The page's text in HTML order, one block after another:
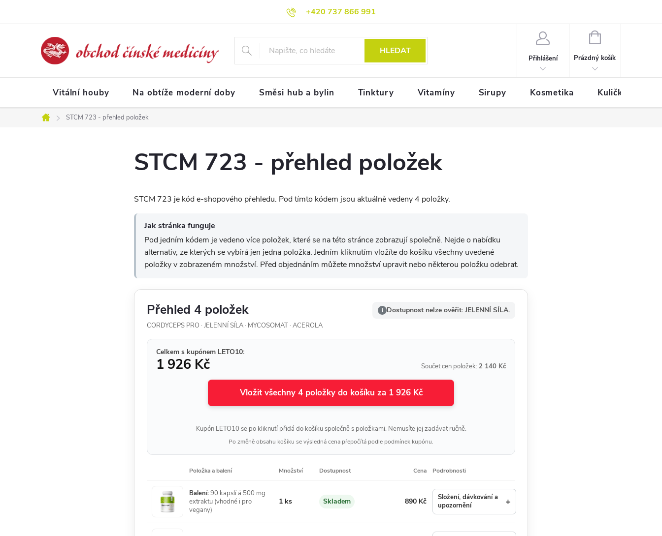
+420 737 866 991
HLEDAT
Přihlášení
NÁKUPNÍ
Prázdný košík
Vitální houby Na obtíže moderní doby Směsi hub a bylin Tinktury Vitamíny Sirupy Kosmetika Kuličky
Domů
STCM 723 - přehled položek
STCM 723 - přehled položek
STCM 723 je kód e-shopového přehledu. Pod tímto kódem jsou aktuálně vedeny 4 položky.
Jak stránka funguje
Pod jedním kódem je vedeno více položek, které se na této stránce zobrazují společně. Nejde o nabídku
alternativ, ze kterých se vybírá jen jedna položka. Jedním kliknutím vložíte do košíku všechny uvedené
položky v zobrazeném množství. Před objednáním můžete množství upravit nebo některou položku odebrat.
Přehled 4 položek
CORDYCEPS PRO · JELENNÍ SÍLA · MYCOSOMAT · ACEROLA
i Dostupnost nelze ověřit: JELENNÍ SÍLA.
Celkem s kupónem LETO10:
1 926 Kč Součet cen položek: 2 140 Kč
Vložit všechny 4 položky do košíku za 1 926 Kč
Kupón LETO10 se po kliknutí přidá do košíku společně s položkami. Nemusíte jej zadávat ručně.
Po změně obsahu košíku se výsledná cena přepočítá podle podmínek kupónu.
Položka a balení Množství Dostupnost Cena Podrobnosti
Balení:90 kapslí á 500 mg
extraktu (vhodné i pro
vegany)
Množství:
1 ks Dostupnost:
Skladem Cena:
890 Kč
Složení, dávkování a
upozornění
+